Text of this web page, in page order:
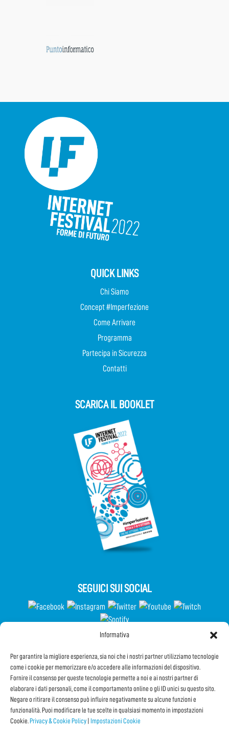
Informativa
Per garantire la migliore esperienza, sia noi che i nostri partner utilizziamo tecnologie
come i cookie per memorizzare e/o accedere alle informazioni del dispositivo.
Fornire il consenso per queste tecnologie permette a noi e ai nostri partner di
elaborare i dati personali, come il comportamento online o gli ID unici su questo sito.
Negare o ritirare il consenso può influire negativamente su alcune funzioni e
funzionalità. Puoi modificare le tue scelte in qualsiasi momento in impostazioni
Cookie. Privacy & Cookie Policy Impostazioni Cookie
QUICK LINKS
Chi Siamo
Concept #Imperfezione
Come Arrivare
Programma
Partecipa in Sicurezza
Contatti
SCARICA IL BOOKLET
SEGUICI SUI SOCIAL
Iscriviti alla Newsletter
CONDIVIDI QUESTA PAGINA!